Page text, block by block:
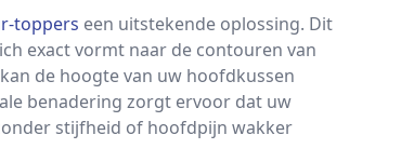
toppers een uitstekende oplossing. Dit
exact vormt naar de contouren van
de hoogte van uw hoofdkussen
benadering zorgt ervoor dat uw
stijfheid of hoofdpijn wakker